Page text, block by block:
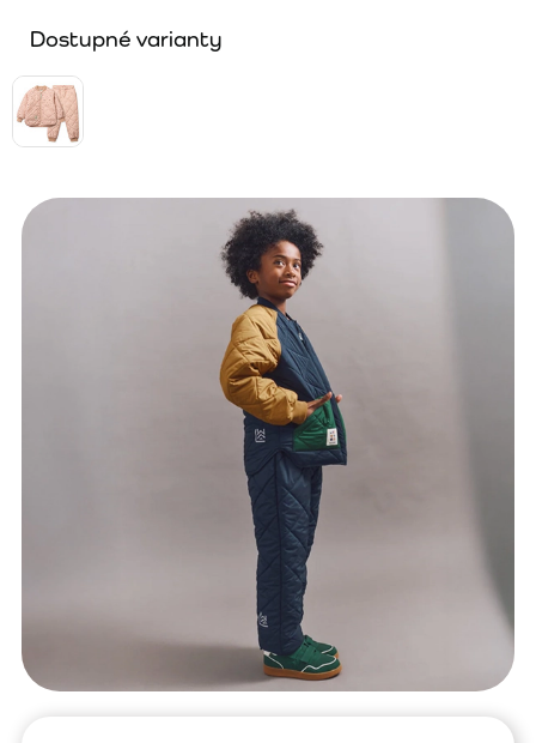
Dostupné varianty